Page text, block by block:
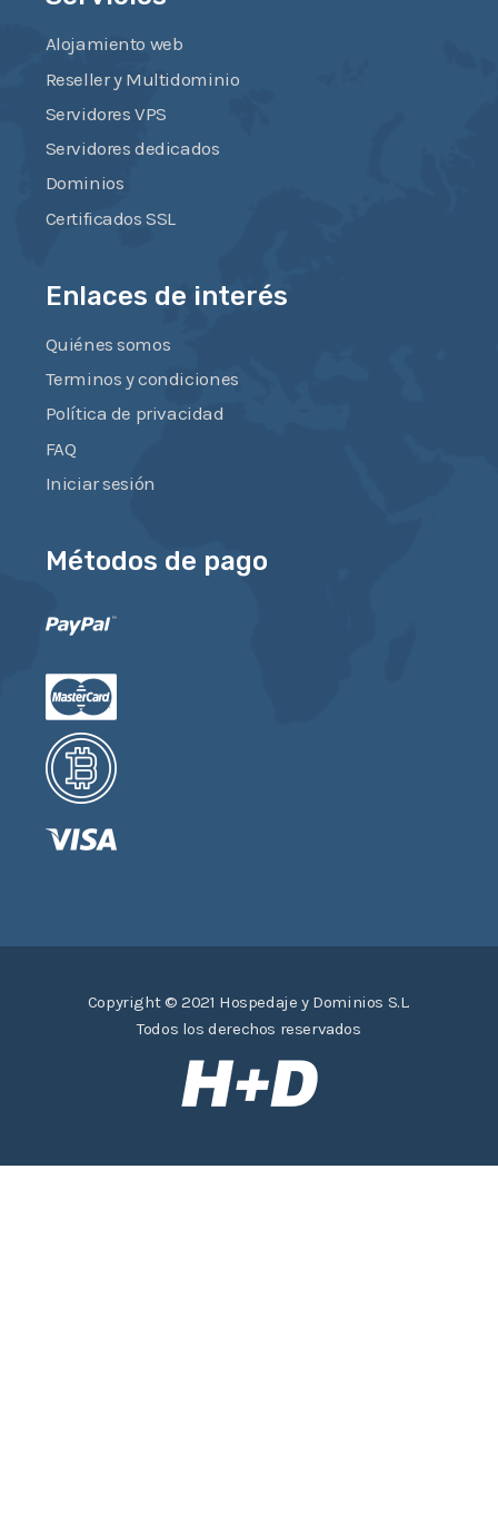
Alojamiento web
Reseller y Multidominio
Servidores VPS
Servidores dedicados
Dominios
Certificados SSL
Enlaces de interés
Quiénes somos
Terminos y condiciones
Política de privacidad
FAQ
Iniciar sesión
Métodos de pago
Copyright © 2021 Hospedaje y Dominios S.L.
Todos los derechos reservados